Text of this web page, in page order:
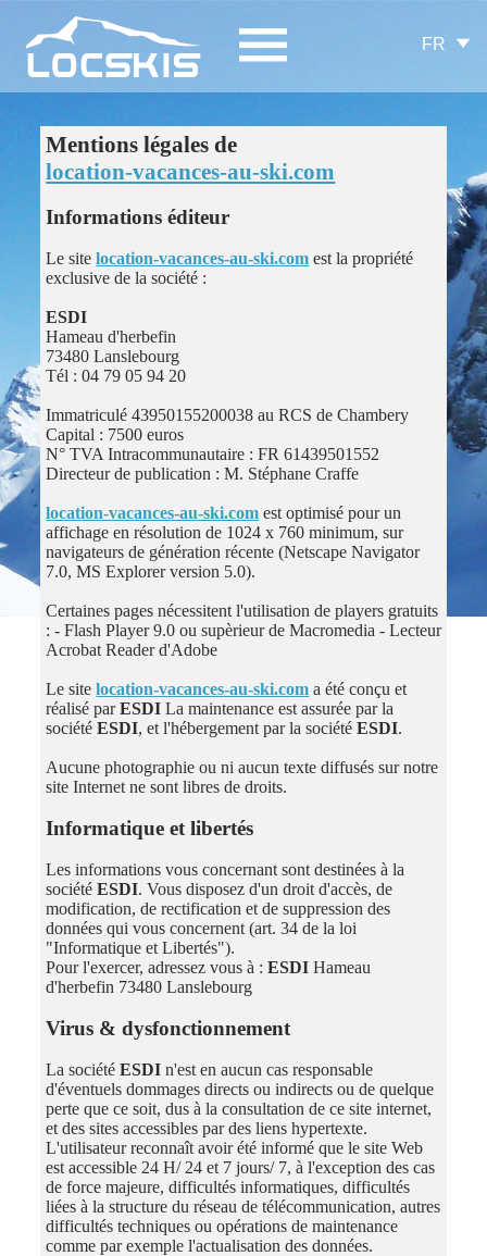
FR
Mentions légales de
location-vacances-au-ski.com
Informations éditeur
Le sitelocation-vacances-au-ski.com est la propriété
exclusive de la société :
ESDI
Hameau d'herbefin
73480 Lanslebourg
Tél : 04 79 05 94 20
Immatriculé 43950155200038 au RCS de Chambery
Capital : 7500 euros
N° TVA Intracommunautaire : FR 61439501552
Directeur de publication : M. Stéphane Craffe
location-vacances-au-ski.com est optimisé pour un
affichage en résolution de 1024 x 760 minimum, sur
navigateurs de génération récente (Netscape Navigator
7.0, MS Explorer version 5.0).
Certaines pages nécessitent l'utilisation de players gratuits
: - Flash Player 9.0 ou supèrieur de Macromedia - Lecteur
Acrobat Reader d'Adobe
Le sitelocation-vacances-au-ski.com a été conçu et
réalisé parESDI La maintenance est assurée par la
sociétéESDI, et l'hébergement par la sociétéESDI.
Aucune photographie ou ni aucun texte diffusés sur notre
site Internet ne sont libres de droits.
Informatique et libertés
Les informations vous concernant sont destinées à la
sociétéESDI. Vous disposez d'un droit d'accès, de
modification, de rectification et de suppression des
données qui vous concernent (art. 34 de la loi
"Informatique et Libertés").
Pour l'exercer, adressez vous à :ESDI Hameau
d'herbefin 73480 Lanslebourg
Virus & dysfonctionnement
La sociétéESDI n'est en aucun cas responsable
d'éventuels dommages directs ou indirects ou de quelque
perte que ce soit, dus à la consultation de ce site internet,
et des sites accessibles par des liens hypertexte.
L'utilisateur reconnaît avoir été informé que le site Web
est accessible 24 H/ 24 et 7 jours/ 7, à l'exception des cas
de force majeure, difficultés informatiques, difficultés
liées à la structure du réseau de télécommunication, autres
difficultés techniques ou opérations de maintenance
comme par exemple l'actualisation des données.